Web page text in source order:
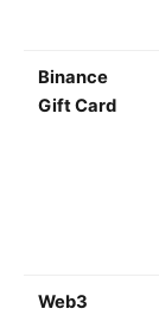
Binance
Gift Card
Web3